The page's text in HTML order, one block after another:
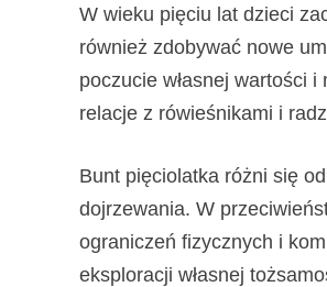
W wieku pięciu lat dzieci
również zdobywać nowe
poczucie własnej wartości
relacje z rówieśnikami i
Bunt pięciolatka różni się
dojrzewania. W
ograniczeń fizycznych i
eksploracji własnej